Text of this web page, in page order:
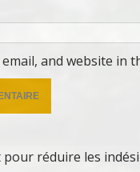
email, and website
réduire les